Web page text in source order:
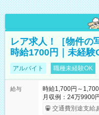
レア求人！［物件の
時給1700円｜未経
アルバイト 職種未経験OK
給与
時給1,700円～
月収例：24万9900円（7h×21日) 日
り） 【試用期間】
交通費別途支給